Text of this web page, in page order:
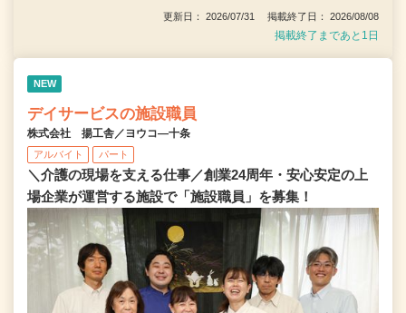
更新日： 2026/07/31 掲載終了日： 2026/08/08
掲載終了まであと1日
NEW
デイサービスの施設職員
株式会社 揚工舎／ヨウコ―十条
アルバイト パート
＼介護の現場を支える仕事／創業24周年・安心安定の上
場企業が運営する施設で「施設職員」を募集！